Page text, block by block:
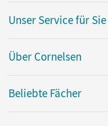
Unser Service für Sie
Über Cornelsen
Beliebte Fächer